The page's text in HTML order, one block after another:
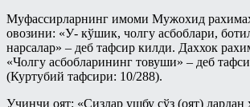
Муфассирларнинг имоми Мужохид
овозини: «У- кўшик, чолгу асбоблари,
нарсалар» – деб тафсир килди. Даххок
«Чолгу асбобларининг товуши» – деб
(Куртубий тафсири: 10/288).
Учинчи оят: «Сизлар ушбу сўз (оят) лардан